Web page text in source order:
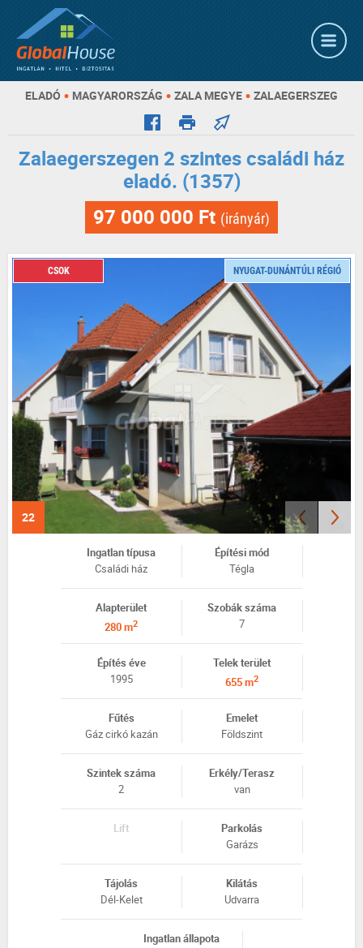
ELADÓ • MAGYARORSZÁG • ZALA MEGYE • ZALAEGERSZEG
Zalaegerszegen 2 szintes családi ház
eladó. (1357)
97 000 000 Ft (irányár)
CSOK NYUGAT-DUNÁNTÚLI RÉGIÓ
22
Ingatlan típusa
Családi ház
Építési mód
Tégla
Alapterület
280 m2
Szobák száma
7
Építés éve
1995
Telek terület
655 m2
Fűtés
Gáz cirkó kazán
Emelet
Földszint
Szintek száma
2
Erkély/Terasz
van
Lift
Parkolás
Garázs
Tájolás
Dél-Kelet
Kilátás
Udvarra
Ingatlan állapota